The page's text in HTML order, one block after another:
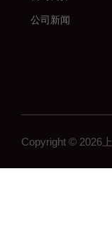
公司新闻
Copyright © 2026